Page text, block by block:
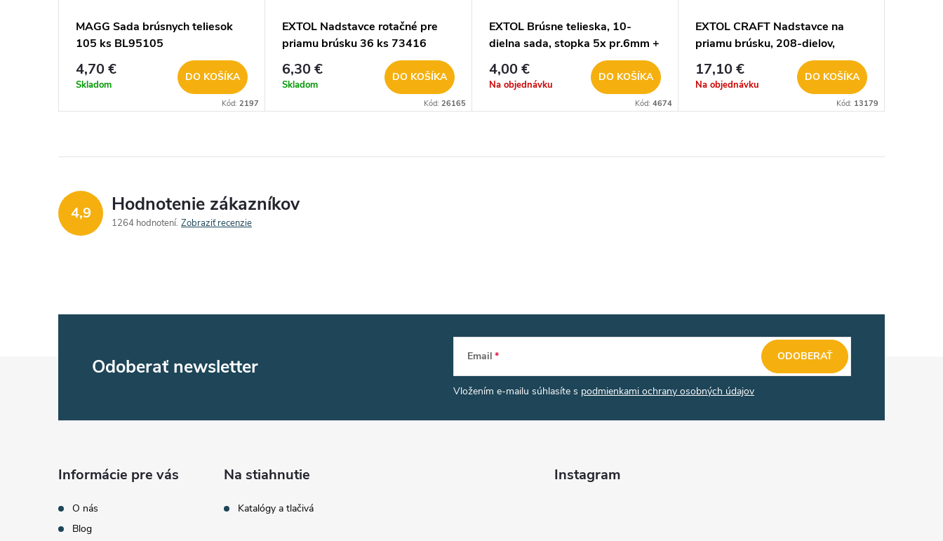
MAGG Sada brúsnych teliesok
105 ks BL95105
4,70 €
Skladom
DO KOŠÍKA
Kód:2197
EXTOL Nadstavce rotačné pre
priamu brúsku 36 ks 73416
6,30 €
Skladom
DO KOŠÍKA
Kód: 26165
EXTOL Brúsne telieska, 10-
dielna sada, stopka 5x pr.6mm +
5x pr.3mm 1822
4,00 €
Na objednávku
DO KOŠÍKA
Kód: 4674
EXTOL CRAFT Nadstavce na
priamu brúsku, 208-dielov,
Ø3,2mm, 903771
17,10 €
Na objednávku
DO KOŠÍKA
Kód: 13179
4,9 Hodnotenie zákazníkov
1264 hodnotení Zobraziť recenzie
Odoberať newsletter Email
Vložením e-mailu súhlasíte s podmienkami ochrany osobných údajov
ODOBERAŤ
Informácie pre vás
O nás
Blog
Na stiahnutie
Katalógy a tlačivá
Instagram